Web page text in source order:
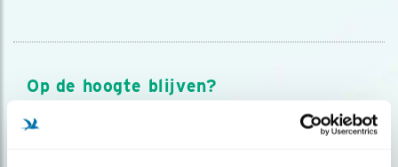
Op de hoogte blijven?
Meld je aan en ontvang nieuws, inspiratie, acties en tips
over vogels en activiteiten van Vogelbescherming.